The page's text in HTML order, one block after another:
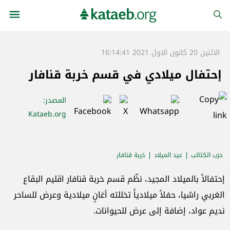
الاثنين 20 كانون الاول 2021 16:14:41
إحتفال ميلادي في قسم خربة قنافار
المصدر:
Kataeb.org
حزب الكتائب عيد الميلاد خربة قنافار
إحتفالاً بالميلاد المجيد، نظّم قسم خربة قنافار اقليم البقاع
الغربي راشيا، حفلاً ميلادياً تخللته أغانٍ ميلادية وعرض للساحر
نديم عواد، إضافة إلى عرض للحيوانات.